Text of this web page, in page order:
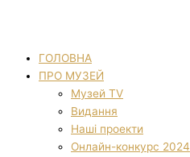
ГОЛОВНА
ПРО МУЗЕЙ
Музей TV
Видання
Наші проекти
Онлайн-конкурс 2024